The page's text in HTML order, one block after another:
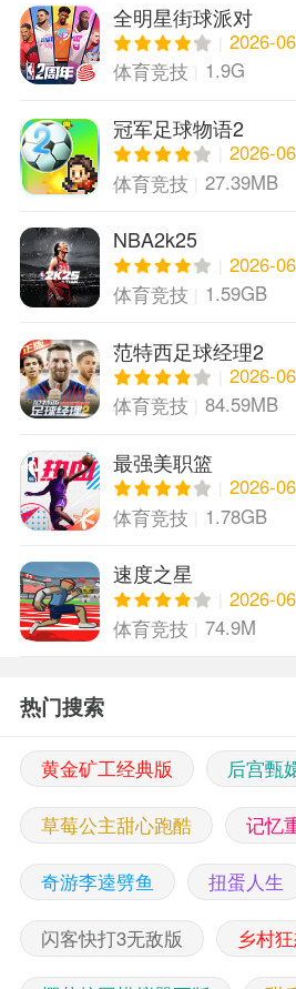
全明星街球派对
2026-
体育竞技
1.9G
冠军足球物语2
2026-
体育竞技
27.39MB
NBA2k25
2026-
体育竞技
1.59GB
范特西足球经理2
2026-
体育竞技
84.59MB
最强美职篮
2026-
体育竞技
1.78GB
速度之星
2026-
体育竞技
74.9M
热门搜索
黄金矿工经典版 后宫甄
草莓公主甜心跑酷 记忆
奇游李逵劈鱼 扭蛋人生
闪客快打3无敌版 乡村